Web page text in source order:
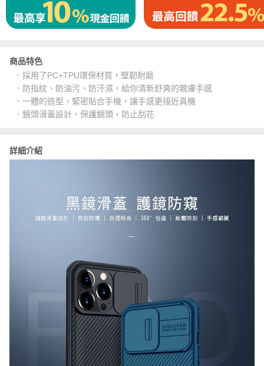
商品特色
．採用了PC+TPU環保材質，堅韌耐磨
．防指紋、防油污、防汗濕，給你清新舒爽的親膚手感
．一體的造型，緊密貼合手機，讓手感更接近真機
．鏡頭滑蓋設計，保護鏡頭，防止刮花
詳細介紹